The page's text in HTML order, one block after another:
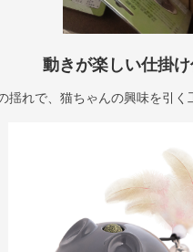
動きが楽しい仕掛け
揺れで、猫ちゃんの興味を引く